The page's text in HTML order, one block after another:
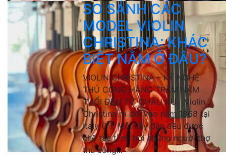
SO SÁNH CÁC
MODEL VIOLIN
CHRISTINA: KHÁC
BIỆT NẰM Ở ĐÂU?
VIOLIN CHRISTINA – KỸ NGHỆ
THỦ CÔNG HÀNG TRĂM NĂM
TUỔI ĐẾN TỪ CHÂU ÂU Violin
Christina ra đời vào năm 1868 tại
Italy (Ý). Mỗi cây đàn đều được
chế tác tỉ mỉ bởi những người thợ
thủ công...